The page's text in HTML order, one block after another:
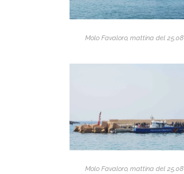
Molo Favaloro, mattina del 25.08
Molo Favaloro, mattina del 25.08